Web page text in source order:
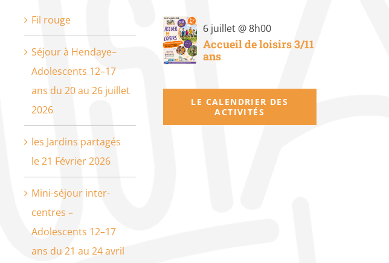
Fil rouge
Séjour à Hendaye–
Adolescents 12–17
ans du 20 au 26 juillet
2026
les Jardins partagés
le 21 Février 2026
Mini-séjour inter-
centres –
Adolescents 12–17
ans du 21 au 24 avril
6 juillet @ 8h00
Accueil de loisirs 3/11
ans
LE CALENDRIER DES
ACTIVITÉS